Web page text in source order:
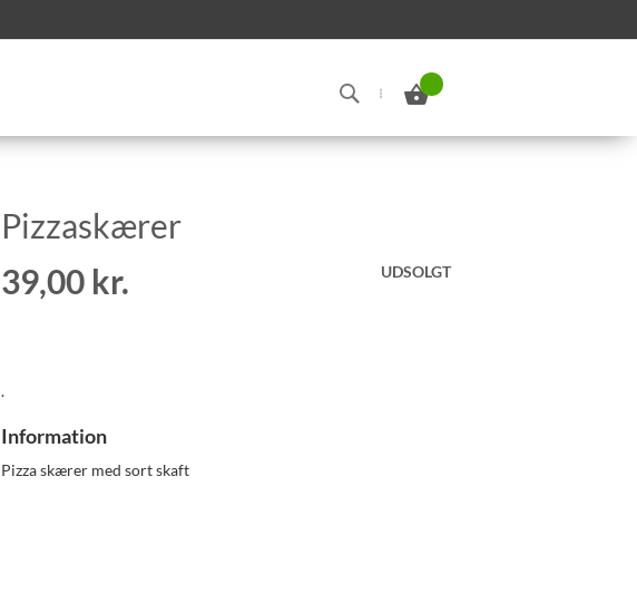
Min indkøbskurv
Search
Pizzaskærer
39,00 kr.
UDSOLGT
.
Information
Pizza skærer med sort skaft